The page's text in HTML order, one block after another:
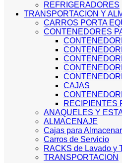
REFRIGERADORES
TRANSPORTACION Y
CARROS PORTA
CONTENEDORES
CAJAS
RECIPIENTES
ANAQUELES Y
ALMACENAJE
Cajas para Almacenar
Carros de Servicio
RACKS de Lavado y
TRANSPORTACION